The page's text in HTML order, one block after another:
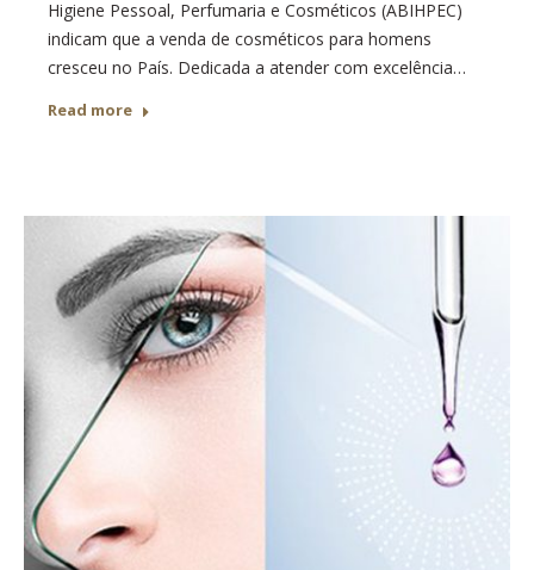
Higiene Pessoal, Perfumaria e Cosméticos (ABIHPEC)
indicam que a venda de cosméticos para homens
cresceu no País. Dedicada a atender com excelência…
Read more